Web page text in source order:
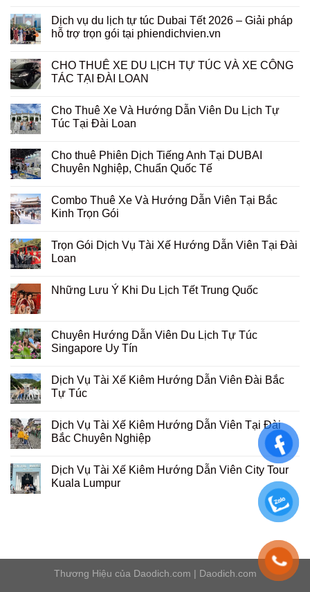
Dịch vụ du lịch tự túc Dubai Tết 2026 – Giải pháp
hỗ trợ trọn gói tại phiendichvien.vn
CHO THUÊ XE DU LỊCH TỰ TÚC VÀ XE CÔNG
TÁC TẠI ĐÀI LOAN
Cho Thuê Xe Và Hướng Dẫn Viên Du Lịch Tự
Túc Tại Đài Loan
Cho thuê Phiên Dịch Tiếng Anh Tại DUBAI
Chuyên Nghiệp, Chuẩn Quốc Tế
Combo Thuê Xe Và Hướng Dẫn Viên Tại Bắc
Kinh Trọn Gói
Trọn Gói Dịch Vụ Tài Xế Hướng Dẫn Viên Tại Đài
Loan
Những Lưu Ý Khi Du Lịch Tết Trung Quốc
Chuyên Hướng Dẫn Viên Du Lịch Tự Túc
Singapore Uy Tín
Dịch Vụ Tài Xế Kiêm Hướng Dẫn Viên Đài Bắc
Tự Túc
Dịch Vụ Tài Xế Kiêm Hướng Dẫn Viên Tại Đài
Bắc Chuyên Nghiệp
Dịch Vụ Tài Xế Kiêm Hướng Dẫn Viên City Tour
Kuala Lumpur
Thương Hiệu của Daodich.com | Daodich.com